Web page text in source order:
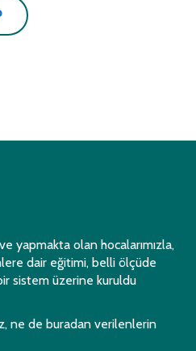
yapmakta olan hocalarımızla,
dair eğitimi, belli ölçüde
sistem üzerine kuruldu
ne de buradan verilenlerin